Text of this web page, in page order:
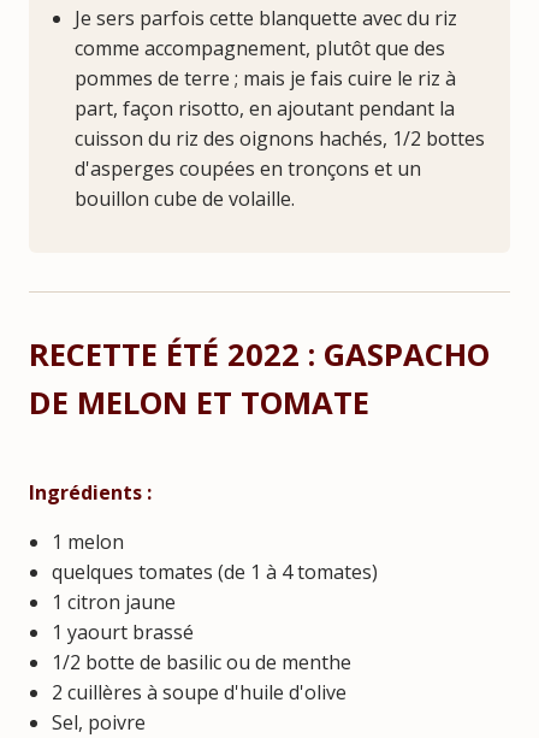
Je sers parfois cette blanquette avec du riz
comme accompagnement, plutôt que des
pommes de terre ; mais je fais cuire le riz à
part, façon risotto, en ajoutant pendant la
cuisson du riz des oignons hachés, 1/2 bottes
d'asperges coupées en tronçons et un
bouillon cube de volaille.
RECETTE ÉTÉ 2022 : GASPACHO
DE MELON ET TOMATE
Ingrédients :
1 melon
quelques tomates (de 1 à 4 tomates)
1 citron jaune
1 yaourt brassé
1/2 botte de basilic ou de menthe
2 cuillères à soupe d'huile d'olive
Sel, poivre